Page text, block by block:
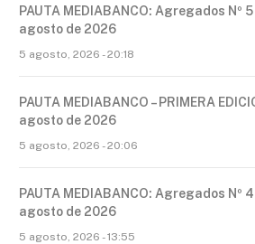
PAUTA MEDIABANCO: Agregados Nº
agosto de 2026
5 agosto, 2026 - 20:18
PAUTA MEDIABANCO – PRIMERA
agosto de 2026
5 agosto, 2026 - 20:06
PAUTA MEDIABANCO: Agregados Nº
agosto de 2026
5 agosto, 2026 - 13:55